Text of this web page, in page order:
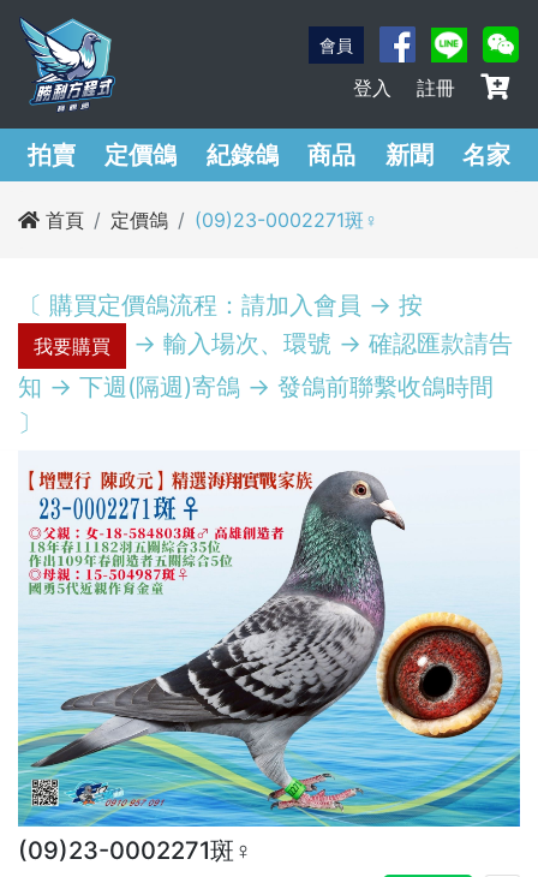
會員
登入 註冊
拍賣 定價鴿 紀錄鴿 商品 新聞 名家
首頁 定價鴿 (09)23-0002271斑♀︎
〔 購買定價鴿流程：請加入會員 -> 按
我要購買
-> 輸入場次、環號 -> 確認匯款請告
知 -> 下週(隔週)寄鴿 -> 發鴿前聯繫收鴿時間
〕
(09)23-0002271斑♀︎